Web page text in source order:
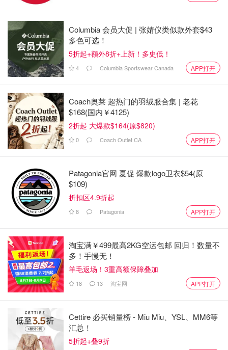
Columbia 会员大促 | 张婧仪类似款外套$43
多色可选！
5折起+额外8折+上新！多史低！
4 Columbia Sportswear Canada APP打开
Coach奥莱 超热门的羽绒服合集 | 老花
$168(国内￥4125)
2折起 大爆款$164(原$820)
0 Coach Outlet CA APP打开
Patagonia官网 夏促 爆款logo卫衣$54(原
$109)
折扣区4.9折起
8 Patagonia APP打开
淘宝满￥499最高2KG空运包邮 回归！数量不
多！手慢无！
羊毛返场！3重高额保障叠加
18 13 淘宝网 APP打开
Cettire 必买销量榜 - Miu Miu、YSL、MM6等
汇总！
5折起+叠9折